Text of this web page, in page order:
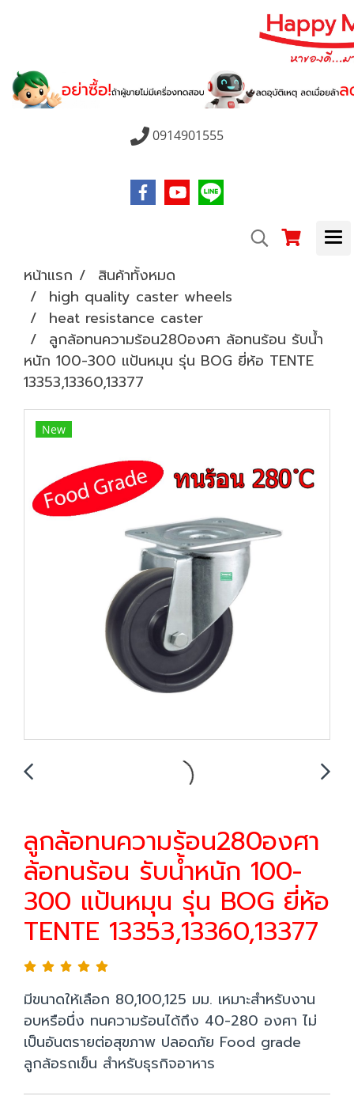
0914901555
หน้าแรก
สินค้าทั้งหมด
high quality caster wheels
heat resistance caster
ลูกล้อทนความร้อน280องศา ล้อทนร้อน รับน้ำ
หนัก 100-300 แป้นหมุน รุ่น BOG ยี่ห้อ TENTE
13353,13360,13377
New
ลูกล้อทนความร้อน280องศา
ล้อทนร้อน รับน้ำหนัก 100-
300 แป้นหมุน รุ่น BOG ยี่ห้อ
TENTE 13353,13360,13377
มีขนาดให้เลือก 80,100,125 มม. เหมาะสำหรับงาน
อบหรือนึ่ง ทนความร้อนได้ถึง 40-280 องศา ไม่
เป็นอันตรายต่อสุขภาพ ปลอดภัย Food grade
ลูกล้อรถเข็น สำหรับธุรกิจอาหาร